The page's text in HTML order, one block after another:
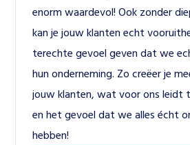
enorm waardevol! Ook zonder
kan je jouw klanten echt
terechte gevoel geven dat we
hun onderneming. Zo creëer je
jouw klanten, wat voor ons leidt
en het gevoel dat we alles écht
hebben!